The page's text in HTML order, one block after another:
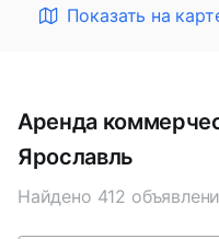
Показать на
Аренда
Ярославль
Найдено 412